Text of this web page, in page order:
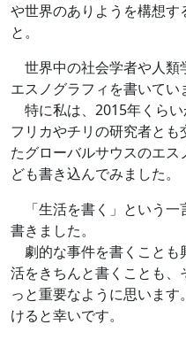
や世界のありようを構想す
と。
世界中の社会学者や人類
エスノグラフィを書いてい
特に私は、2015年くら
フリカやチリの研究者と
たグローバルサウスのエ
ども書き込んでみました。
「生活を書く」という一
書きました。
劇的な事件を書くことも
活をきちんと書くことも
っと重要なように思いま
けると幸いです。